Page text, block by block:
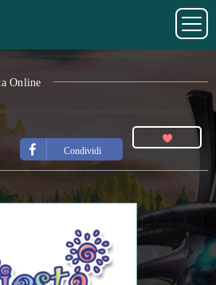
Online
Condividi